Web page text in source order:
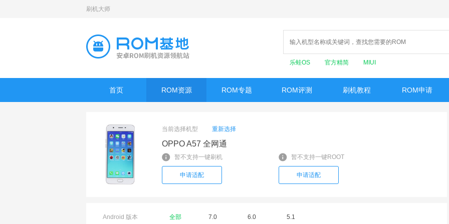
刷机大师
乐蛙OS 官方精简 MIUI
首页 ROM资源 ROM专题 ROM评测 刷机教程 ROM申请
当前选择机型 重新选择
OPPO A57 全网通
暂不支持一键刷机
申请适配
暂不支持一键ROOT
申请适配
Android 版本 全部 7.0 6.0 5.1